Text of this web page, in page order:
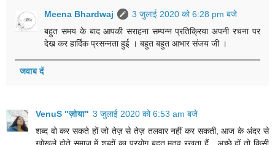
Meena Bhardwaj
3 जुलाई 2020 को 6:28 pm बजे
बहुत समय के बाद आपकी सराहना सम्पन्न प्रतिक्रिया अपनी रचना पर
देख कर हार्दिक प्रसन्नता हुई । बहुत बहुत आभार संजय जी ।
जवाब दें
VenuS "ज़ोया" 3 जुलाई 2020 को 6:53 am बजे
शब्द वो कर सकते हों जो तेज़ से तेज़ तलवार नहीं कर सकती, आज के अंदर से